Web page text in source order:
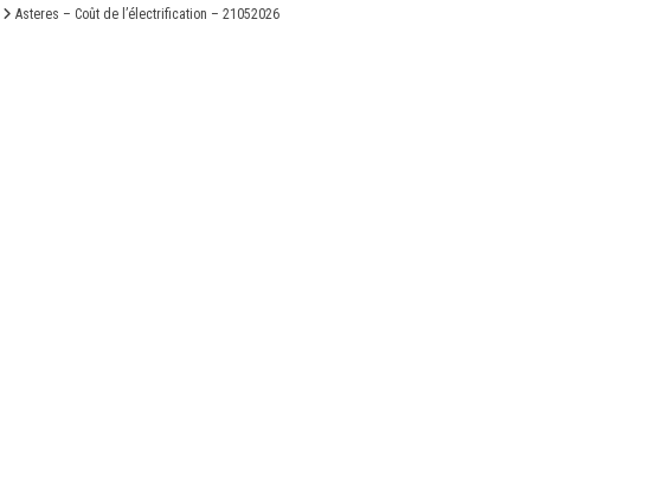
Asteres – Coût de l’électrification – 21052026